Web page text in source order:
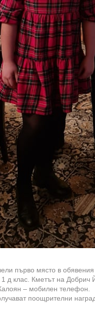
първо място в
д клас. Кметът на
– мобилен телефон.
поощрителни